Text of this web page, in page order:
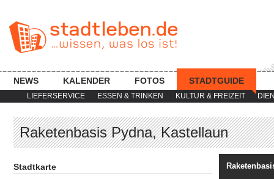
LIEFERSERVICE ESSEN & TRINKEN KULTUR & FREIZEIT
NEWS KALENDER FOTOS STADTGUIDE
Raketenbasis Pydna, Kastellaun
Stadtkarte